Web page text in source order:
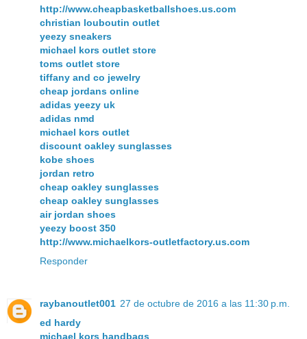
http://www.cheapbasketballshoes.us.com
christian louboutin outlet
yeezy sneakers
michael kors outlet store
toms outlet store
tiffany and co jewelry
cheap jordans online
adidas yeezy uk
adidas nmd
michael kors outlet
discount oakley sunglasses
kobe shoes
jordan retro
cheap oakley sunglasses
cheap oakley sunglasses
air jordan shoes
yeezy boost 350
http://www.michaelkors-outletfactory.us.com
Responder
raybanoutlet001 27 de octubre de 2016 a las 11:30 p.m.
ed hardy
michael kors handbags